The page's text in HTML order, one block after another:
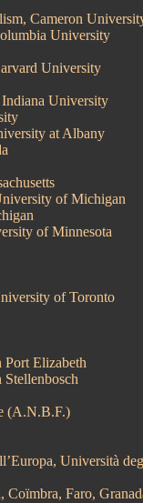
Cameron
University
University
University
at Albany
of Michigan
of Minnesota
of Toronto
Port Elizabeth
(A.N.B.F.)
Università
, Coïmbra, Faro,